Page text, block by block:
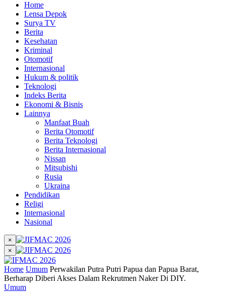
Home
Lensa Depok
Surya TV
Berita
Kesehatan
Kriminal
Otomotif
Internasional
Hukum & politik
Teknologi
Indeks Berita
Ekonomi & Bisnis
Lainnya
Manfaat Buah
Berita Otomotif
Berita Teknologi
Berita Internasional
Nissan
Mitsubishi
Rusia
Ukraina
Pendidikan
Religi
Internasional
Nasional
×
×
Home Umum Perwakilan Putra Putri Papua dan Papua Barat,
Berharap Diberi Akses Dalam Rekrutmen Naker Di DIY.
Umum